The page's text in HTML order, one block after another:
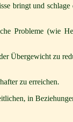
bringt und
Probleme (wie
Übergewicht zu
zu erreichen.
in